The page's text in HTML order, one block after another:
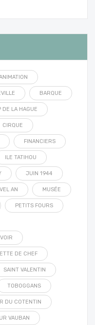
BARQUE
DE LA HAGUE
CIRQUE
FINANCIERS
ILE TATIHOU
JUIN 1944
AN MUSÉE
PETITS FOURS
DE CHEF
SAINT VALENTIN
TOBOGGANS
DU COTENTIN
VAUBAN